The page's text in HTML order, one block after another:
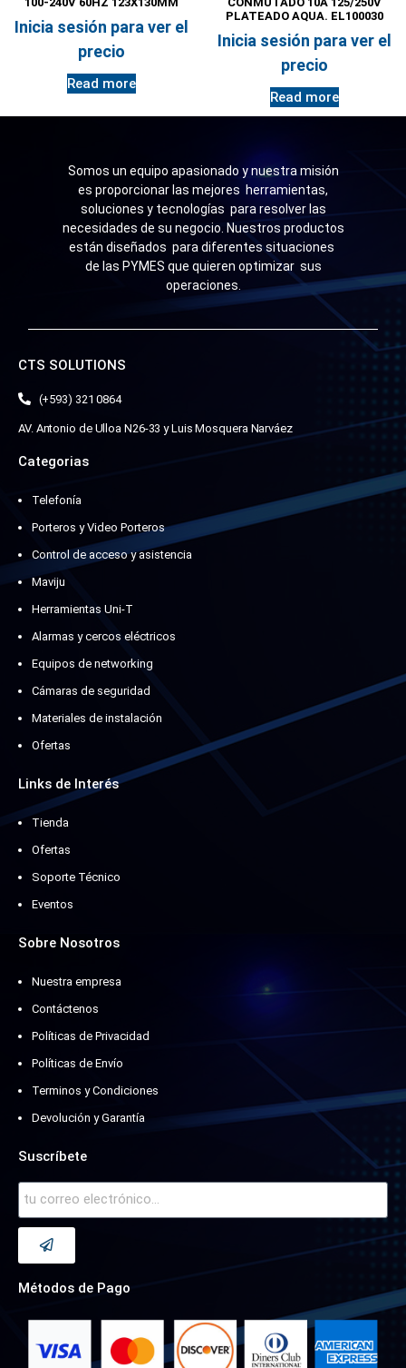
Inicia sesión para ver el
precio
Read more
PLATEADO AQUA. EL100030
Inicia sesión para ver el
precio
Read more
Somos un equipo apasionado y nuestra misión
es proporcionar las mejores herramientas,
soluciones y tecnologías para resolver las
necesidades de su negocio. Nuestros productos
están diseñados para diferentes situaciones
de las PYMES que quieren optimizar sus
operaciones.
CTS SOLUTIONS
(+593) 321 0864
AV. Antonio de Ulloa N26-33 y Luis Mosquera Narváez
Categorias
Telefonía
Porteros y Video Porteros
Control de acceso y asistencia
Maviju
Herramientas Uni-T
Alarmas y cercos eléctricos
Equipos de networking
Cámaras de seguridad
Materiales de instalación
Ofertas
Links de Interés
Tienda
Ofertas
Soporte Técnico
Eventos
Sobre Nosotros
Nuestra empresa
Contáctenos
Políticas de Privacidad
Políticas de Envío
Terminos y Condiciones
Devolución y Garantía
Suscríbete
Métodos de Pago